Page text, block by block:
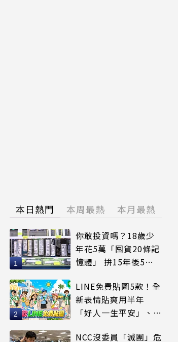
本日熱門 本周最熱 本月最熱
你敢投資嗎？18歲少
年花5萬「囤貨20條記
憶體」 拚15年後5倍
LINE免費貼圖5款！全
新表情貼爽用半年
「好人一生平安」、
NCC沒委員「滅團」危